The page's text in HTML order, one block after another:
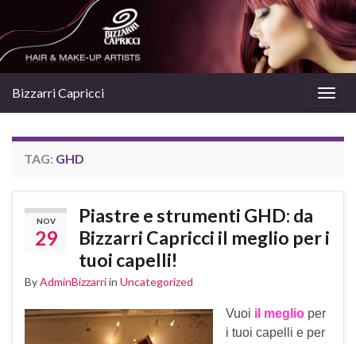
Bizzarri Capricci
TAG: GHD
NOV
29
Piastre e strumenti GHD: da
Bizzarri Capricci il meglio per i
tuoi capelli!
ByAdminBizzarriin Uncategorized
Vuoi il meglio per
i tuoi capelli e per